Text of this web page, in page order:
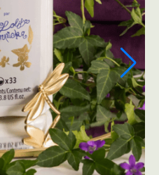
D'ART - LOLITA LEMPICKA CRISTAL
PARME
630,00€